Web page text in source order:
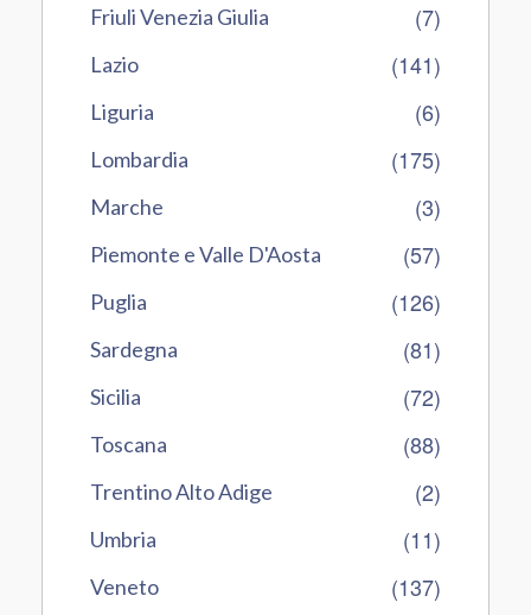
Friuli Venezia Giulia (7)
Lazio (141)
Liguria (6)
Lombardia (175)
Marche (3)
Piemonte e Valle D'Aosta (57)
Puglia (126)
Sardegna (81)
Sicilia (72)
Toscana (88)
Trentino Alto Adige (2)
Umbria (11)
Veneto (137)